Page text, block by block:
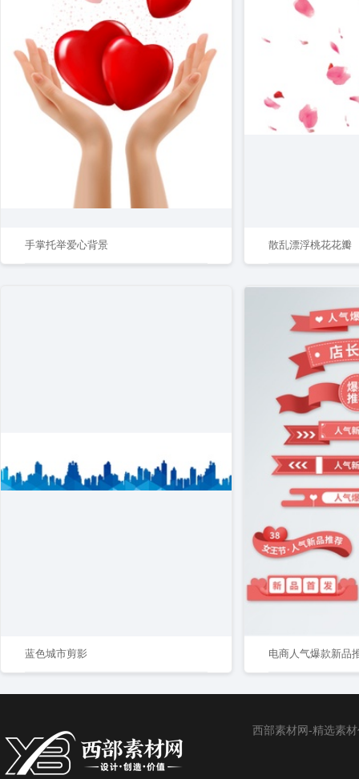
手掌托举爱心背景 散乱漂浮桃花花瓣
蓝色城市剪影 电商人气爆款新品
西部素材网-精选素